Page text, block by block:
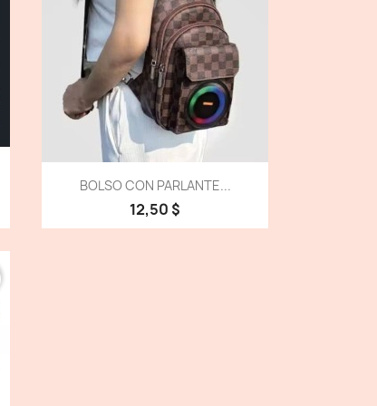
Vista detallada
BOLSO CON PARLANTE...
12,50 $